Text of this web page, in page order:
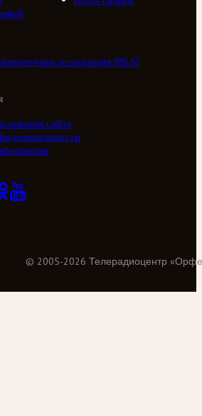
ассоциация (РБА)
сайта
© 2005-2026 Телерадиоцентр